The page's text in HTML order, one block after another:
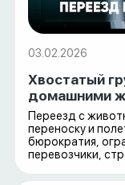
03.02.2026
Хвостатый
домашними
Переезд с
переноску и
бюрократия,
перевозчики,